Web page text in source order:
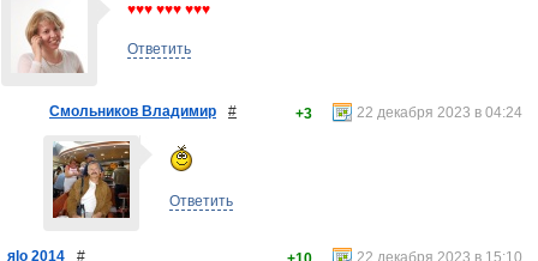
♥♥♥ ♥♥♥ ♥♥♥
Ответить
Смольников Владимир # 22 декабря 2023 в 04:24
+3
Ответить
яlo 2014 # 22 декабря 2023 в 15:10